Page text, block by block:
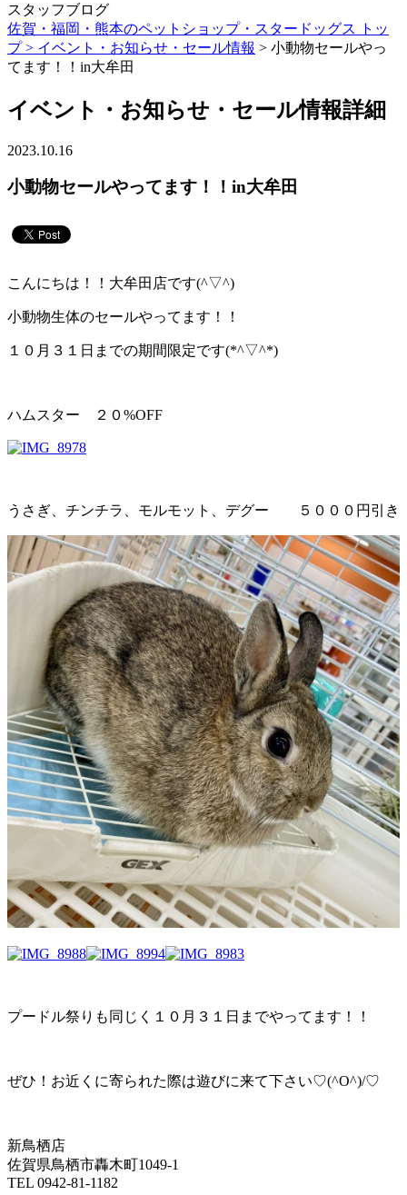
スタッフブログ
佐賀・福岡・熊本のペットショップ・スタードッグス トッ
プ > イベント・お知らせ・セール情報 > 小動物セールやっ
てます！！in大牟田
イベント・お知らせ・セール情報詳細
2023.10.16
小動物セールやってます！！in大牟田
こんにちは！！大牟田店です(^▽^)
小動物生体のセールやってます！！
１０月３１日までの期間限定です(*^▽^*)
ハムスター ２０%OFF
うさぎ、チンチラ、モルモット、デグー ５０００円引き
プードル祭りも同じく１０月３１日までやってます！！
ぜひ！お近くに寄られた際は遊びに来て下さい♡(^O^)/♡
新鳥栖店
佐賀県鳥栖市轟木町1049-1
TEL 0942-81-1182